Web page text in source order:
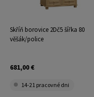
Skříň borovice 2Dč5 šířka 80
věšák/police
681,00 €
14-21 pracovné dni